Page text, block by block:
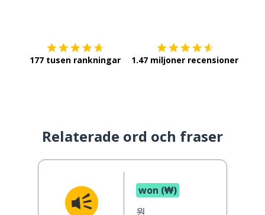
177 tusen rankningar 1.47 miljoner recensioner
Relaterade ord och fraser
won (₩)
원